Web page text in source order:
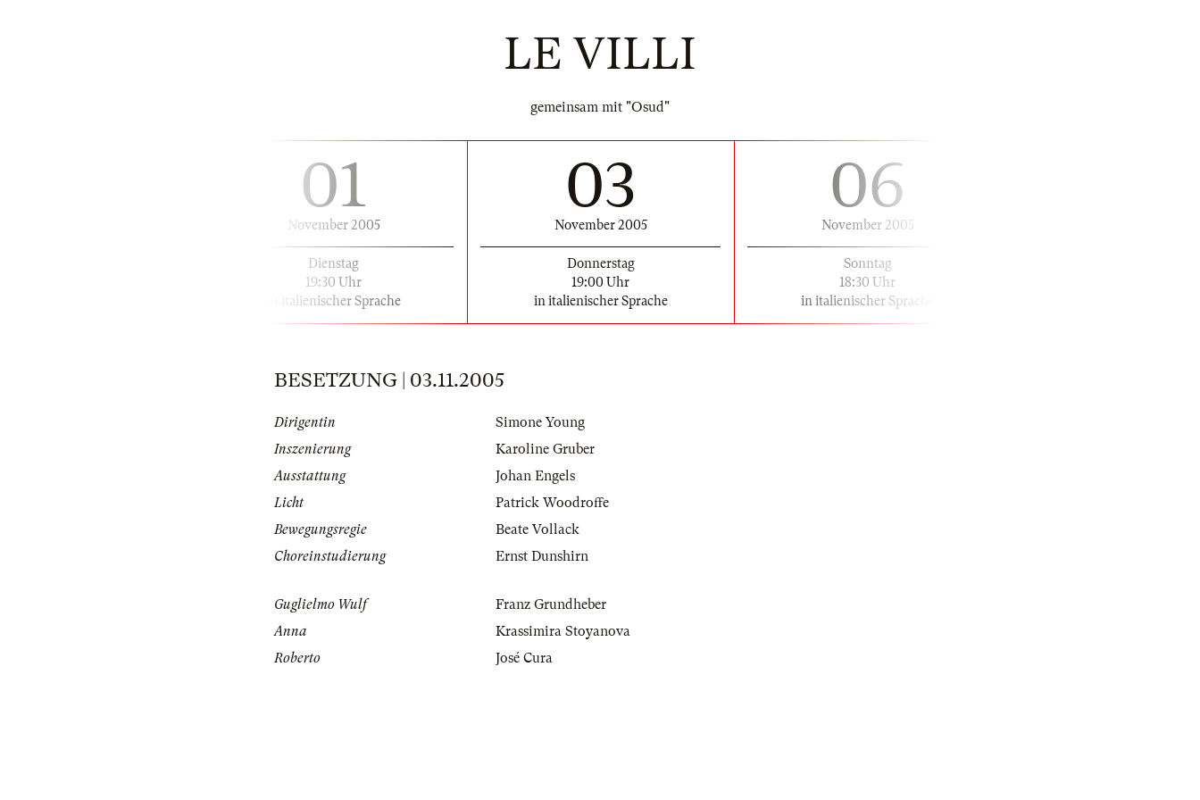
LE VILLI
gemeinsam mit "Osud"
01
November 2005
Dienstag
19:30 Uhr
in italienischer Sprache
03
November 2005
Donnerstag
19:00 Uhr
in italienischer Sprache
06
November 2005
Sonntag
18:30 Uhr
in italienischer Sprache
BESETZUNG | 03.11.2005
Dirigentin
Simone Young
Inszenierung
Karoline Gruber
Ausstattung
Johan Engels
Licht
Patrick Woodroffe
Bewegungsregie
Beate Vollack
Choreinstudierung
Ernst Dunshirn
Guglielmo Wulf
Franz Grundheber
Anna
Krassimira Stoyanova
Roberto
José Cura